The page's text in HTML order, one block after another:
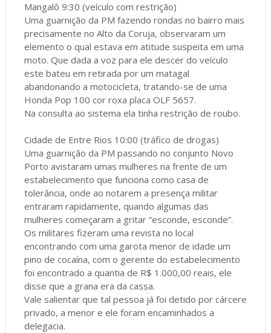
Mangalô 9:30 (veículo com restrição)
Uma guarnição da PM fazendo rondas no bairro mais
precisamente no Alto da Coruja, observaram um
elemento o qual estava em atitude suspeita em uma
moto. Que dada a voz para ele descer do veículo
este bateu em retirada por um matagal
abandonando a motocicleta, tratando-se de uma
Honda Pop 100 cor roxa placa OLF 5657.
Na consulta ao sistema ela tinha restrição de roubo.
Cidade de Entre Rios 10:00 (tráfico de drogas)
Uma guarnição da PM passando no conjunto Novo
Porto avistaram umas mulheres na frente de um
estabelecimento que funciona como casa de
tolerância, onde ao notarem a presença militar
entraram rapidamente, quando algumas das
mulheres começaram a gritar “esconde, esconde”.
Os militares fizeram uma revista no local
encontrando com uma garota menor de idade um
pino de cocaína, com o gerente do estabelecimento
foi encontrado a quantia de R$ 1.000,00 reais, ele
disse que a grana era da cassa.
Vale salientar que tal pessoa já foi detido por cárcere
privado, a menor e ele foram encaminhados a
delegacia.